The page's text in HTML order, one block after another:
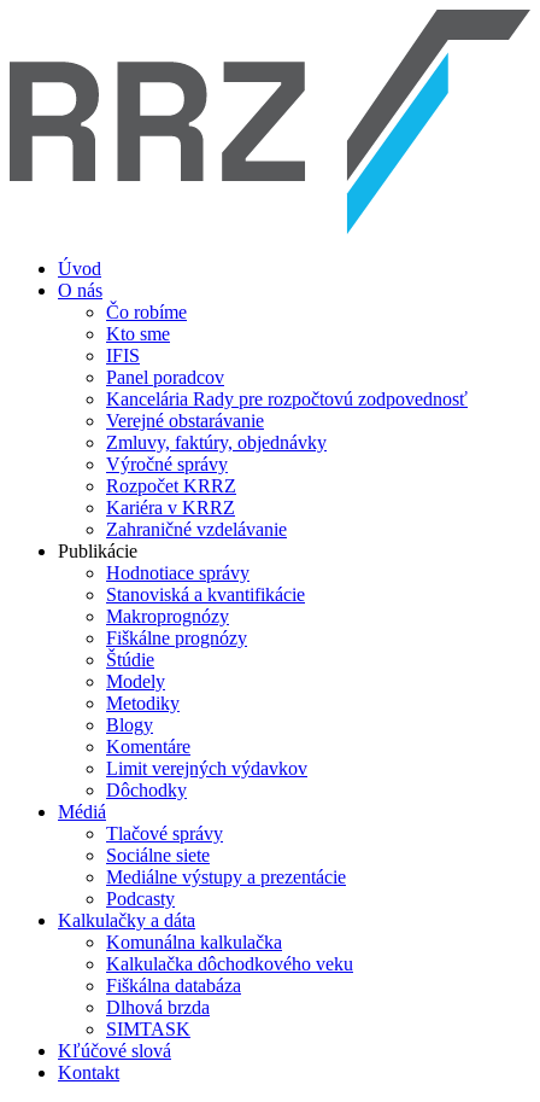
Úvod
O nás
Čo robíme
Kto sme
IFIS
Panel poradcov
Kancelária Rady pre rozpočtovú zodpovednosť
Verejné obstarávanie
Zmluvy, faktúry, objednávky
Výročné správy
Rozpočet KRRZ
Kariéra v KRRZ
Zahraničné vzdelávanie
Publikácie
Hodnotiace správy
Stanoviská a kvantifikácie
Makroprognózy
Fiškálne prognózy
Štúdie
Modely
Metodiky
Blogy
Komentáre
Limit verejných výdavkov
Dôchodky
Médiá
Tlačové správy
Sociálne siete
Mediálne výstupy a prezentácie
Podcasty
Kalkulačky a dáta
Komunálna kalkulačka
Kalkulačka dôchodkového veku
Fiškálna databáza
Dlhová brzda
SIMTASK
Kľúčové slová
Kontakt